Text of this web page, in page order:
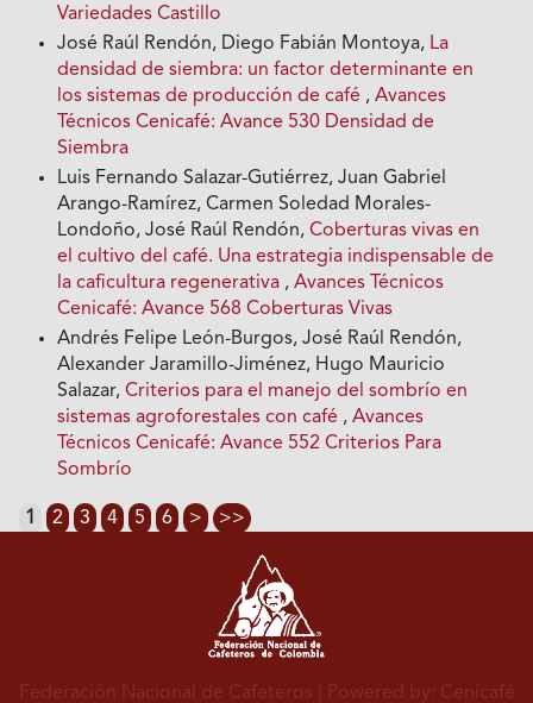
Variedades Castillo
José Raúl Rendón, Diego Fabián Montoya, La
densidad de siembra: un factor determinante en
los sistemas de producción de café ,Avances
Técnicos Cenicafé: Avance 530 Densidad de
Siembra
Luis Fernando Salazar-Gutiérrez, Juan Gabriel
Arango-Ramírez, Carmen Soledad Morales-
Londoño, José Raúl Rendón,Coberturas vivas en
el cultivo del café. Una estrategia indispensable de
la caficultura regenerativa ,Avances Técnicos
Cenicafé: Avance 568 Coberturas Vivas
Andrés Felipe León-Burgos, José Raúl Rendón,
Alexander Jaramillo-Jiménez, Hugo Mauricio
Salazar,Criterios para el manejo del sombrío en
sistemas agroforestales con café ,Avances
Técnicos Cenicafé: Avance 552 Criterios Para
Sombrío
1 2 3 4 5 6 > >>
Federación Nacional de Cafeteros | Powered by: Cenicafé